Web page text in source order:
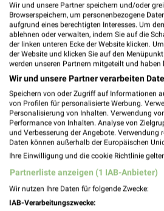
ÖPNV ANZEIGEN
Aktuelle Angebote
Anzahl Prospekte: 2
Letztes Prospektupdate:
Wir und unsere Partner speichern und/oder
Browserspeichern, um personenbezogene
aufgrund eines berechtigten Interesses. Um
ablehnen oder verwalten, indem Sie auf die
der linken unteren Ecke der Website klicken.
der Website und klicken Sie auf den
werden unseren Partnern mitgeteilt und haben
Wir und unsere Partner verarbeiten
Speichern von oder Zugriff auf Informationen
von Profilen für personalisierte Werbung.
Personalisierung von Inhalten. Verwendung
Performance von Inhalten. Analyse von
und Verbesserung der Angebote.
Daten können außerhalb der Europäischen
Ihre Einwilligung und die cookie Richtlinie
Partnerliste anzeigen (1 IAB-Anbieter)
Wir nutzen Ihre Daten für folgende Zwecke:
IAB-Verarbeitungszwecke: